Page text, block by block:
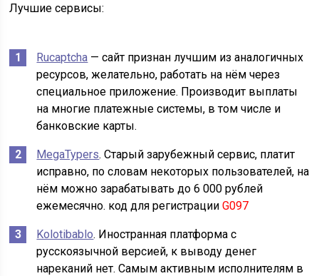
Лучшие сервисы:
Rucaptcha — сайт признан лучшим из аналогичных
ресурсов, желательно, работать на нём через
специальное приложение. Производит выплаты
на многие платежные системы, в том числе и
банковские карты.
MegaTypers. Старый зарубежный сервис, платит
исправно, по словам некоторых пользователей, на
нём можно зарабатывать до 6 000 рублей
ежемесячно. код для регистрацииG097
Kolotibablo. Иностранная платформа с
русскоязычной версией, к выводу денег
нареканий нет. Самым активным исполнителям в